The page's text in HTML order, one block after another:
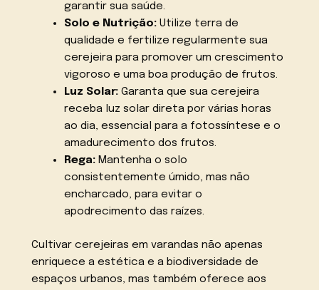
garantir sua saúde.
Solo e Nutrição:Utilize terra de
qualidade e fertilize regularmente sua
cerejeira para promover um crescimento
vigoroso e uma boa produção de frutos.
Luz Solar:Garanta que sua cerejeira
receba luz solar direta por várias horas
ao dia, essencial para a fotossíntese e o
amadurecimento dos frutos.
Rega:Mantenha o solo
consistentemente úmido, mas não
encharcado, para evitar o
apodrecimento das raízes.
Cultivar cerejeiras em varandas não apenas
enriquece a estética e a biodiversidade de
espaços urbanos, mas também oferece aos